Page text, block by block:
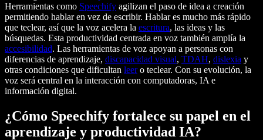
Herramientas como Speechify agilizan el paso de idea a creación
permitiendo hablar en vez de escribir. Hablar es mucho más rápido
que teclear, así que la voz acelera la escritura, las ideas y las
búsquedas. Esta productividad centrada en voz también amplía la
accesibilidad. Las herramientas de voz apoyan a personas con
diferencias de aprendizaje, discapacidad visual, TDAH, dislexia y
otras condiciones que dificultan leero teclear. Con su evolución, la
voz será central en la interacción con computadoras, IA e
información digital.
¿Cómo Speechify fortalece su papel en el
aprendizaje y productividad IA?